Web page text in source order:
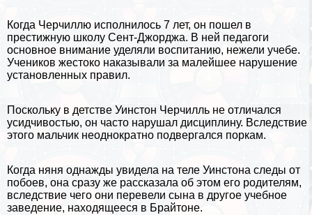
Когда Черчиллю исполнилось 7 лет, он пошел в
престижную школу Сент-Джорджа. В ней педагоги
основное внимание уделяли воспитанию, нежели учебе.
Учеников жестоко наказывали за малейшее нарушение
установленных правил.
Поскольку в детстве Уинстон Черчилль не отличался
усидчивостью, он часто нарушал дисциплину. Вследствие
этого мальчик неоднократно подвергался поркам.
Когда няня однажды увидела на теле Уинстона следы от
побоев, она сразу же рассказала об этом его родителям,
вследствие чего они перевели сына в другое учебное
заведение, находящееся в Брайтоне.